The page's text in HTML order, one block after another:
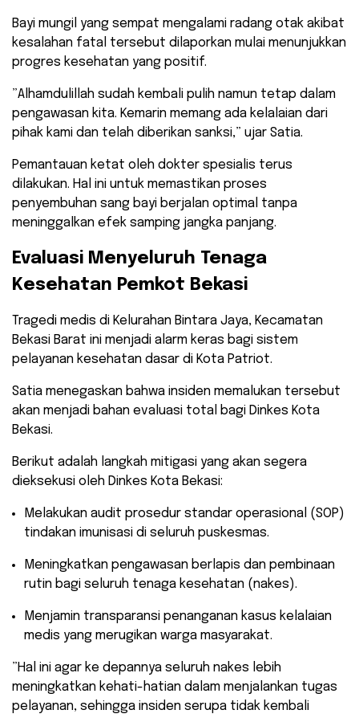
Bayi mungil yang sempat mengalami radang otak akibat
kesalahan fatal tersebut dilaporkan mulai menunjukkan
progres kesehatan yang positif.
​”Alhamdulillah sudah kembali pulih namun tetap dalam
pengawasan kita. Kemarin memang ada kelalaian dari
pihak kami dan telah diberikan sanksi,” ujar Satia.
​Pemantauan ketat oleh dokter spesialis terus
dilakukan. Hal ini untuk memastikan proses
penyembuhan sang bayi berjalan optimal tanpa
meninggalkan efek samping jangka panjang.
​Evaluasi Menyeluruh Tenaga
Kesehatan Pemkot Bekasi
​Tragedi medis di Kelurahan Bintara Jaya, Kecamatan
Bekasi Barat ini menjadi alarm keras bagi sistem
pelayanan kesehatan dasar di Kota Patriot.
Satia menegaskan bahwa insiden memalukan tersebut
akan menjadi bahan evaluasi total bagi Dinkes Kota
Bekasi.
​Berikut adalah langkah mitigasi yang akan segera
dieksekusi oleh Dinkes Kota Bekasi:
​Melakukan audit prosedur standar operasional (SOP)
tindakan imunisasi di seluruh puskesmas.
​Meningkatkan pengawasan berlapis dan pembinaan
rutin bagi seluruh tenaga kesehatan (nakes).
​Menjamin transparansi penanganan kasus kelalaian
medis yang merugikan warga masyarakat.
​”Hal ini agar ke depannya seluruh nakes lebih
meningkatkan kehati-hatian dalam menjalankan tugas
pelayanan, sehingga insiden serupa tidak kembali